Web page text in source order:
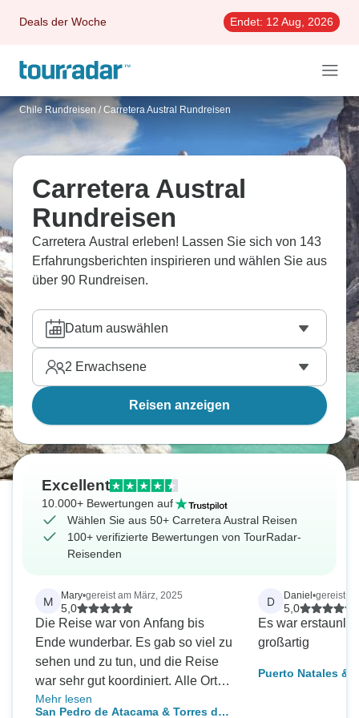
Deals der Woche Endet: 12 Aug, 2026
Chile Rundreisen / Carretera Austral Rundreisen
Carretera Austral
Rundreisen
Carretera Austral erleben! Lassen Sie sich von 143
Erfahrungsberichten inspirieren und wählen Sie aus
über 90 Rundreisen.
Datum auswählen
2 Erwachsene
Reisen anzeigen
Excellent
10.000+ Bewertungen auf
Wählen Sie aus 50+ Carretera Austral Reisen
100+ verifizierte Bewertungen von TourRadar-
Reisenden
M Mary•gereist am März, 2025
5,0
Die Reise war von Anfang bis
Ende wunderbar. Es gab so viel zu
sehen und zu tun, und die Reise
war sehr gut koordiniert. Alle Orte
in Chile, die ich besuchen wollte,
Mehr lesen
San Pedro de Atacama & Torres del
D Daniel •gereist
5,0
Es war
großartig
Puerto Natales &